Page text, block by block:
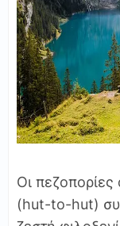
Οι
(hut-to-hut)